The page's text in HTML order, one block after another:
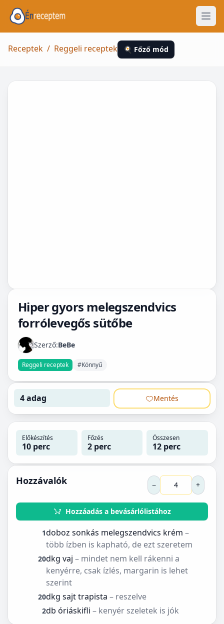
Receptek / Reggeli receptek 🍳 Főző mód
Hiper gyors melegszendvics
forrólevegős sütőbe
Szerző:BeBe
Reggeli receptek #Könnyű
4 adag Mentés
Előkészítés
10 perc
Főzés
2 perc
Összesen
12 perc
Hozzávalók − +
Hozzáadás a bevásárlólistához
1doboz sonkás melegszendvics krém –
több ízben is kapható, de ezt szeretem
20dkg vaj – mindet nem kell rákenni a
kenyérre, csak ízlés, margarin is lehet
szerint
20dkg sajt trapista – reszelve
2db óriáskifli – kenyér szeletek is jók